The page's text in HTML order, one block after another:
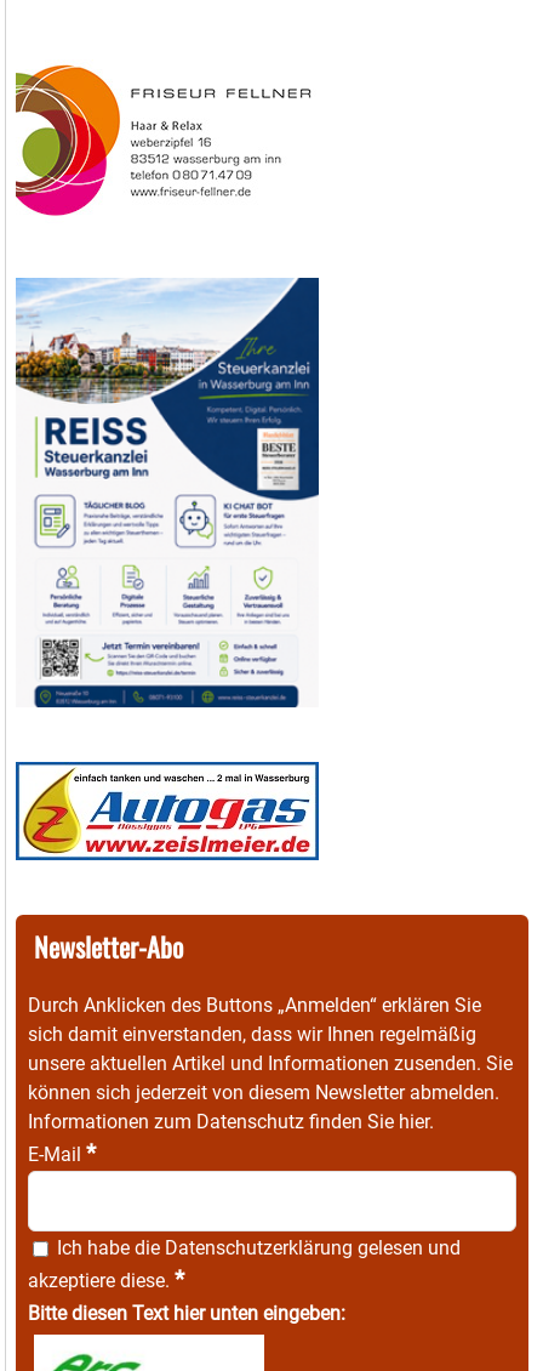
Newsletter-Abo
Durch Anklicken des Buttons „Anmelden“ erklären Sie
sich damit einverstanden, dass wir Ihnen regelmäßig
unsere aktuellen Artikel und Informationen zusenden. Sie
können sich jederzeit von diesem Newsletter abmelden.
Informationen zum Datenschutz finden Sie hier.
E-Mail *
Ich habe die Datenschutzerklärung gelesen und
akzeptiere diese. *
Bitte diesen Text hier unten eingeben: